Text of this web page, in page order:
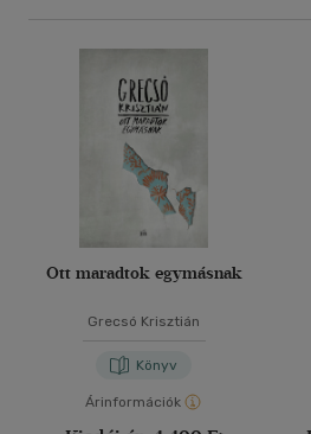
Ott maradtok egymásnak
Grecsó Krisztián
Könyv
Árinformációk